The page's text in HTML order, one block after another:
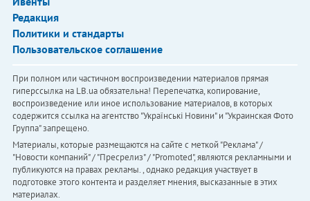
Редакция
Политики и стандарты
Пользовательское соглашение
При полном или частичном воспроизведении материалов прямая
гиперссылка на LB.ua обязательна! Перепечатка, копирование,
воспроизведение или иное использование материалов, в которых
содержится ссылка на агентство "Українськi Новини" и "Украинская Фото
Группа" запрещено.
Материалы, которые размещаются на сайте с меткой "Реклама" /
"Новости компаний" / "Пресрелиз" / "Promoted", являются рекламными и
публикуются на правах рекламы. , однако редакция участвует в
подготовке этого контента и разделяет мнения, высказанные в этих
материалах.